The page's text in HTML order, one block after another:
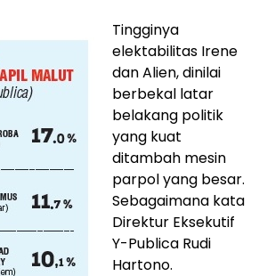
Tingginya
elektabilitas Irene
dan Alien, dinilai
berbekal latar
belakang politik
yang kuat
ditambah mesin
parpol yang besar.
Sebagaimana kata
Direktur Eksekutif
Y-Publica Rudi
Hartono.